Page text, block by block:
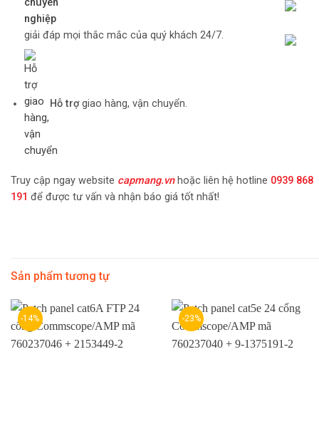
giải đáp mọi thắc mắc của quý khách 24/7.
Hỗ trợgiao hàng, vận chuyển.
Truy cập ngay website capmang.vnhoặc liên hệ hotline 0939 868
191 để được tư vấn và nhận báo giá tốt nhất!
Sản phẩm tương tự
-14% -23%